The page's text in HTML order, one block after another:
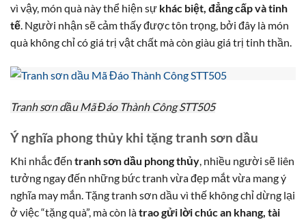
vì vậy, món quà này thể hiện sự khác biệt, đẳng cấp và tinh
tế. Người nhận sẽ cảm thấy được tôn trọng, bởi đây là món
quà không chỉ có giá trị vật chất mà còn giàu giá trị tinh thần.
Tranh sơn dầu Mã Đáo Thành Công STT505
Ý nghĩa phong thủy khi tặng tranh sơn dầu
Khi nhắc đến tranh sơn dầu phong thủy, nhiều người sẽ liên
tưởng ngay đến những bức tranh vừa đẹp mắt vừa mang ý
nghĩa may mắn. Tặng tranh sơn dầu vì thế không chỉ dừng lại
ở việc “tặng quà”, mà còn làtrao gửi lời chúc an khang, tài